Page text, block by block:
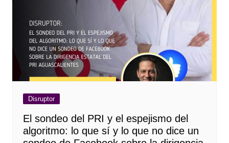
Disruptor
El sondeo del PRI y el espejismo del
algoritmo: lo que sí y lo que no dice un